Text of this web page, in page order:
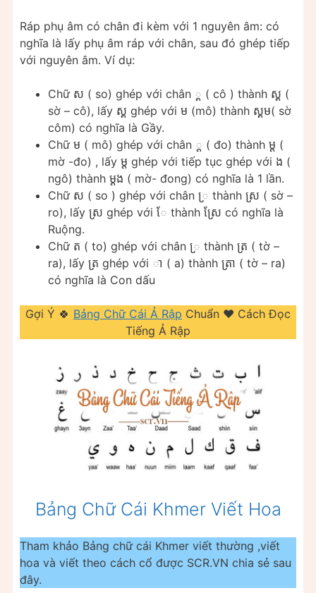
Ráp phụ âm có chân đi kèm với 1 nguyên âm: có
nghĩa là lấy phụ âm ráp với chân, sau đó ghép tiếp
với nguyên âm. Ví dụ:
Chữ ស​ ( so) ghép với chân ្គ​ ( cô ) thành ស្គ (
sờ – cô), lấy ស្គ ghép với ម (mô) thành ស្គម( sờ
côm) có nghĩa là Gầy.
Chữ ម ( mô) ghép với chân ្ត ( đo) thành ម្ត (
mờ -đo) , lấy ម្ត ghép với tiếp tục ghép với ង​​ (
ngô) thành ម្តង ( mờ- đong) có nghĩa là 1 lần.
Chữ ស ( so ) ghép với chân ្រ thành ស្រ ( sờ –
ro), lấy ស្រ ghép với ែ thành ស្រែ có nghĩa là
Ruộng.
Chữ ត ( to) ghép với chân ្រ thành ត្រ ( tờ –
ra), lấy ត្រ ghép với ា​ ( a) thành ត្រា ( tờ – ra)
có nghĩa là Con dấu
Gợi Ý 🍀 Bảng Chữ Cái Ả Rập Chuẩn ❤️ Cách Đọc
Tiếng Ả Rập
Bảng Chữ Cái Khmer Viết Hoa
Tham khảo Bảng chữ cái Khmer viết thường ,viết
hoa và viết theo cách cổ được SCR.VN chia sẻ sau
đây.